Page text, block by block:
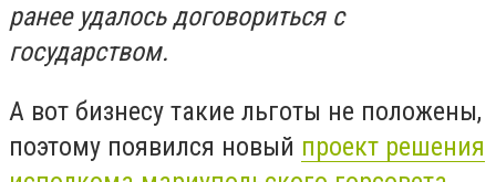
ранее удалось договориться с
государством.
А вот бизнесу такие льготы не положены,
поэтому появился новый проект решения